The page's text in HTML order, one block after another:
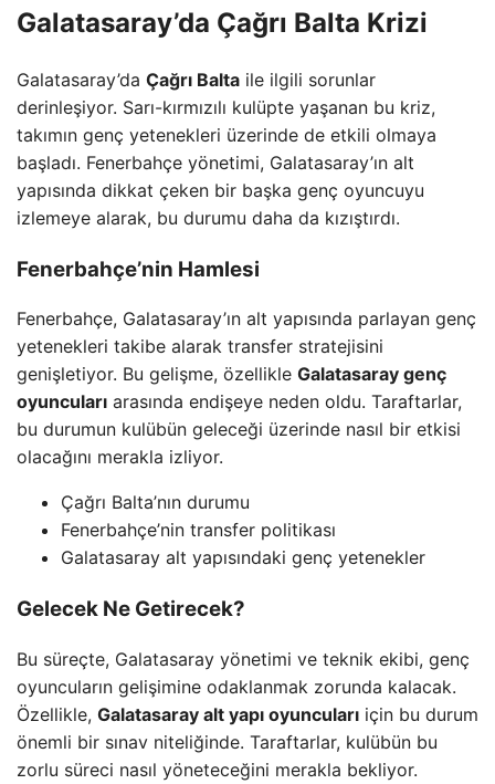
Galatasaray’da Çağrı Balta Krizi
Galatasaray’da Çağrı Balta ile ilgili sorunlar
derinleşiyor. Sarı-kırmızılı kulüpte yaşanan bu kriz,
takımın genç yetenekleri üzerinde de etkili olmaya
başladı. Fenerbahçe yönetimi, Galatasaray’ın alt
yapısında dikkat çeken bir başka genç oyuncuyu
izlemeye alarak, bu durumu daha da kızıştırdı.
Fenerbahçe’nin Hamlesi
Fenerbahçe, Galatasaray’ın alt yapısında parlayan genç
yetenekleri takibe alarak transfer stratejisini
genişletiyor. Bu gelişme, özellikle Galatasaray genç
oyuncuları arasında endişeye neden oldu. Taraftarlar,
bu durumun kulübün geleceği üzerinde nasıl bir etkisi
olacağını merakla izliyor.
Çağrı Balta’nın durumu
Fenerbahçe’nin transfer politikası
Galatasaray alt yapısındaki genç yetenekler
Gelecek Ne Getirecek?
Bu süreçte, Galatasaray yönetimi ve teknik ekibi, genç
oyuncuların gelişimine odaklanmak zorunda kalacak.
Özellikle, Galatasaray alt yapı oyuncuları için bu durum
önemli bir sınav niteliğinde. Taraftarlar, kulübün bu
zorlu süreci nasıl yöneteceğini merakla bekliyor.